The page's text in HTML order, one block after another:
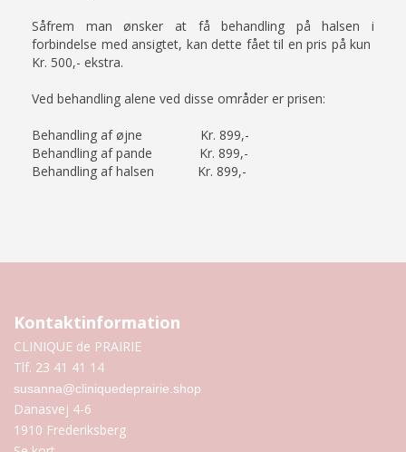
Såfrem man ønsker at få behandling på halsen i
forbindelse med ansigtet, kan dette fået til en pris på kun
Kr. 500,- ekstra.
Ved behandling alene ved disse områder er prisen:
Behandling af øjne Kr. 899,-
Behandling af pande Kr. 899,-
Behandling af halsen Kr. 899,-
Kontaktinformation
CLINIQUE de PRAIRIE
Tlf. 23 41 41 14
susanna@cliniquedeprairie.shop
Danasvej 4-6
1910 Frederiksberg